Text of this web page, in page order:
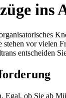
ins
vor vielen
entscheiden
Egal, ob Sie ab